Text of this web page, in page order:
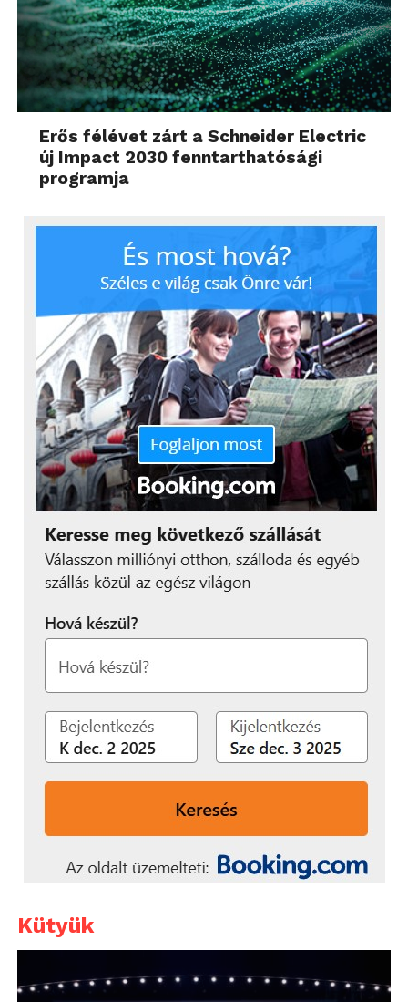
Erős félévet zárt a Schneider Electric
új Impact 2030 fenntarthatósági
programja
Kütyük